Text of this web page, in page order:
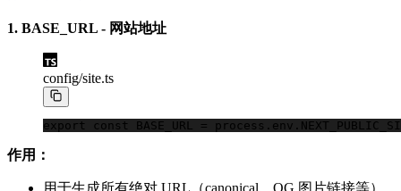
1. BASE_URL - 网站地址
config/site.ts
export const BASE_URL = process . env .
作用：
用于生成所有绝对 URL（canonical、OG 图片链接等）